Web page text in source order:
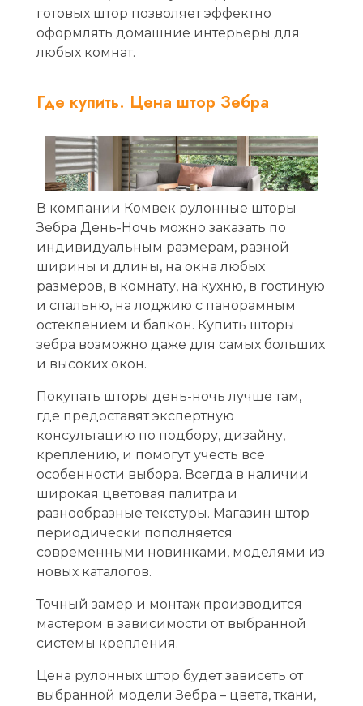
готовых штор позволяет эффектно
оформлять домашние интерьеры для
любых комнат.
Где купить. Цена штор Зебра
В компании Комвек рулонные шторы
Зебра День-Ночь можно заказать по
индивидуальным размерам, разной
ширины и длины, на окна любых
размеров, в комнату, на кухню, в гостиную
и спальню, на лоджию с панорамным
остеклением и балкон. Купить шторы
зебра возможно даже для самых больших
и высоких окон.
Покупать шторы день-ночь лучше там,
где предоставят экспертную
консультацию по подбору, дизайну,
креплению, и помогут учесть все
особенности выбора. Всегда в наличии
широкая цветовая палитра и
разнообразные текстуры. Магазин штор
периодически пополняется
современными новинками, моделями из
новых каталогов.
Точный замер и монтаж производится
мастером в зависимости от выбранной
системы крепления.
Цена рулонных штор будет зависеть от
выбранной модели Зебра – цвета, ткани,